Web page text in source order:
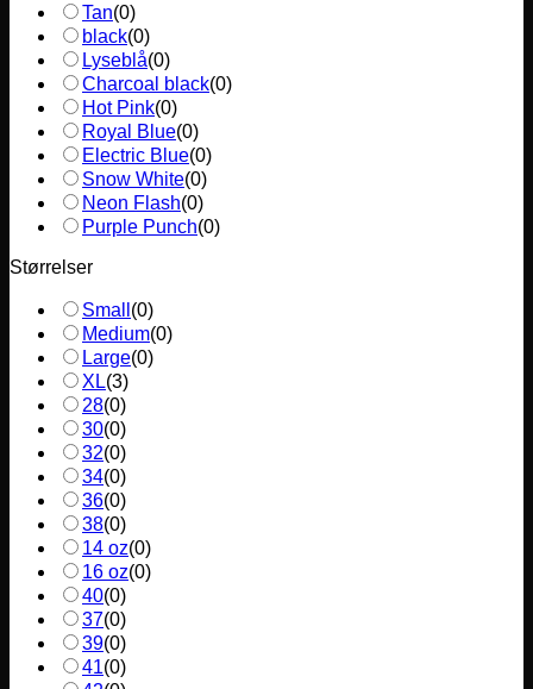
Tan(0)
black(0)
Lyseblå(0)
Charcoal black(0)
Hot Pink(0)
Royal Blue(0)
Electric Blue(0)
Snow White(0)
Neon Flash(0)
Purple Punch(0)
Størrelser
Small (0)
Medium(0)
Large(0)
XL(3)
28(0)
30(0)
32(0)
34(0)
36(0)
38(0)
14 oz(0)
16 oz(0)
40(0)
37(0)
39(0)
41(0)